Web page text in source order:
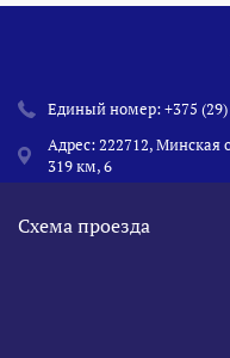
Единый номер:+375
Адрес: 222712, Минская
319 км, 6
Схема проезда